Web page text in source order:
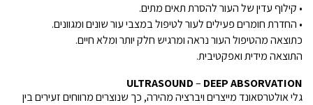
• קילוף עדין של העור להסרת תאים מתים.
• החדרת חומרים פעילים לעור לטיפול במצבי עור שונים ומגוונים.
כתוצאה מהטיפול העור נראה ומרגיש חלק יותר ומלא חיים.
התוצאה מידית ואפקטיבית.
ULTRASOUND– DEEP ABSORVATION
גלי אולטרסאונד מייצרים ויברציה מהירה, כך שנוצרים מרווחים זעירים בין